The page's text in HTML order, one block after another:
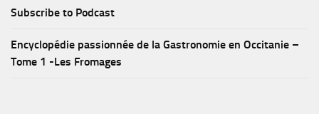
Subscribe to Podcast
Encyclopédie passionnée de la Gastronomie en Occitanie –
Tome 1 -Les Fromages